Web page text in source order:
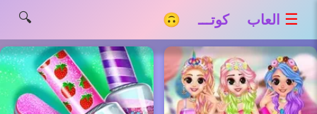
☰ العاب كوتـــ 🙃 🔍